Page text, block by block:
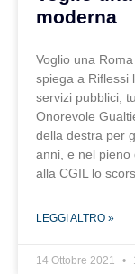
moderna
Voglio una
spiega a Riflessi
servizi pubblici,
Onorevole
della destra per
anni, e nel pieno
alla CGIL lo
LEGGI ALTRO »
14 Ottobre 2021